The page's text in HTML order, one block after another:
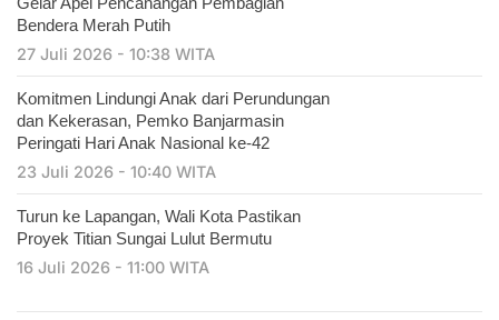
Bendera Merah Putih
27 Juli 2026 - 10:38 WITA
Komitmen Lindungi Anak dari Perundungan
dan Kekerasan, Pemko Banjarmasin
Peringati Hari Anak Nasional ke-42
23 Juli 2026 - 10:40 WITA
Turun ke Lapangan, Wali Kota Pastikan
Proyek Titian Sungai Lulut Bermutu
16 Juli 2026 - 11:00 WITA